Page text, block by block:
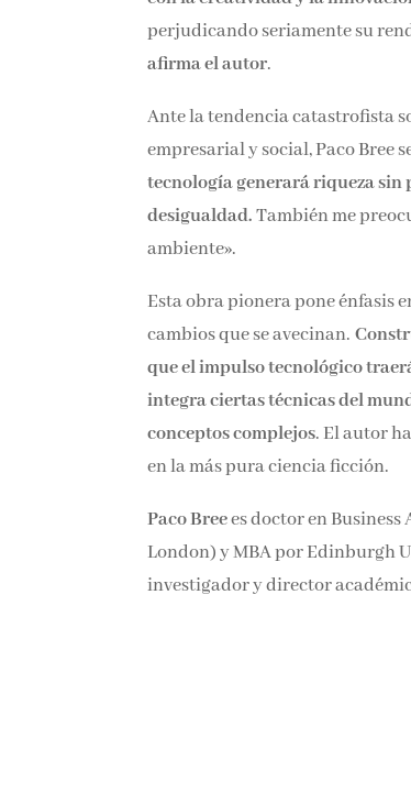
perjudicando seriamente su
afirma el autor.
Ante la tendencia catastrofista
empresarial y social, Paco Bree
tecnología generará riqueza sin
desigualdad.También me
ambiente».
Esta obra pionera pone énfasis
cambios que se avecinan.
que el impulso tecnológico
integra ciertas técnicas del
conceptos complejos. El autor
en la más pura ciencia ficción.
Paco Breees doctor en
London) y MBA por Edinburgh
investigador y director